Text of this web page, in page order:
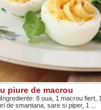
piure de macrou
8 oua, 1 macrou fiert, 1
de smantana, sare si piper, 1 ...